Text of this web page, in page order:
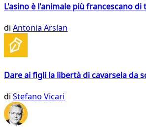
L'asino è l'animale più francescano di
di Antonia Arslan
Dare ai figli la libertà di cavarsela da
di Stefano Vicari